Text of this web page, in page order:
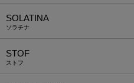
SOLATINA
ソラチナ
STOF
ストフ